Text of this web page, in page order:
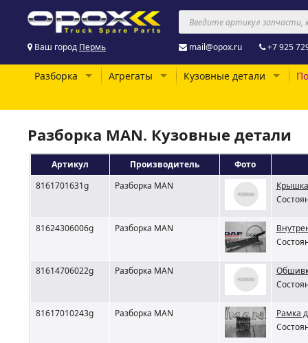
Ваш город Пермь mail@opox.ru +7 925
Разборка Агрегаты Кузовные детали
Разборка MAN. Кузовные детали
Артикул Производитель
Фото
8161701631g
Разборка MAN
81624306006g Разборка MAN
81614706022g Разборка MAN
81617010243g Разборка MAN
Рамка